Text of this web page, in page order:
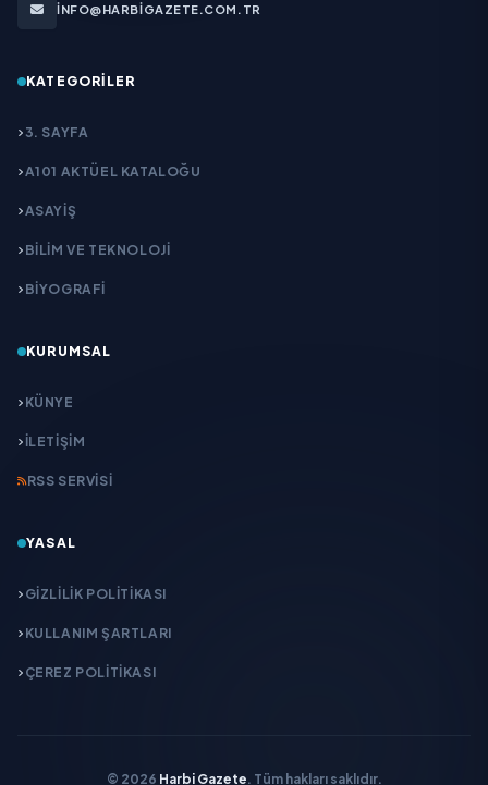
INFO@HARBIGAZETE.COM.TR
KATEGORILER
3. SAYFA
A101 AKTÜEL KATALOĞU
ASAYİŞ
BİLİM VE TEKNOLOJİ
BİYOGRAFİ
KURUMSAL
KÜNYE
İLETIŞIM
RSS SERVISI
YASAL
GIZLILIK POLITIKASI
KULLANIM ŞARTLARI
ÇEREZ POLITIKASI
© 2026 Harbi Gazete. Tüm hakları saklıdır.